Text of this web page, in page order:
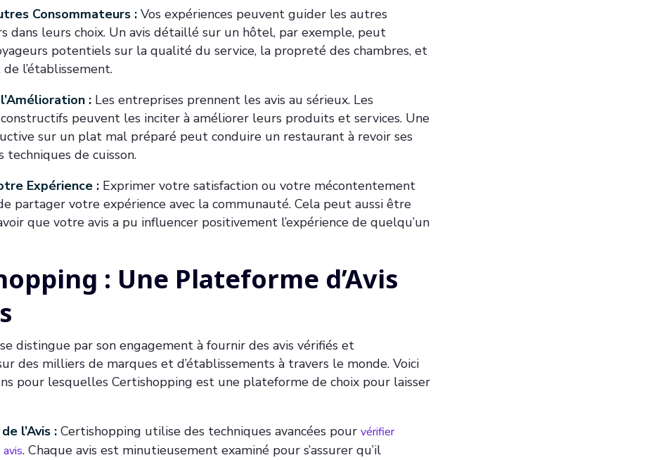
Consommateurs : Vos expériences peuvent guider les autres
dans leurs choix. Un avis détaillé sur un hôtel, par exemple, peut
potentiels sur la qualité du service, la propreté des chambres, et
l’établissement.
: Les entreprises prennent les avis au sérieux. Les
peuvent les inciter à améliorer leurs produits et services. Une
sur un plat mal préparé peut conduire un restaurant à revoir ses
techniques de cuisson.
Expérience : Exprimer votre satisfaction ou votre mécontentement
partager votre expérience avec la communauté. Cela peut aussi être
que votre avis a pu influencer positivement l’expérience de quelqu’un
: Une Plateforme d’Avis
distingue par son engagement à fournir des avis vérifiés et
des milliers de marques et d’établissements à travers le monde. Voici
pour lesquelles Certishopping est une plateforme de choix pour laisser
l’Avis : Certishopping utilise des techniques avancées pour vérifier
. Chaque avis est minutieusement examiné pour s’assurer qu’il